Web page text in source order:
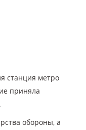
станция метро
приняла
обороны, а